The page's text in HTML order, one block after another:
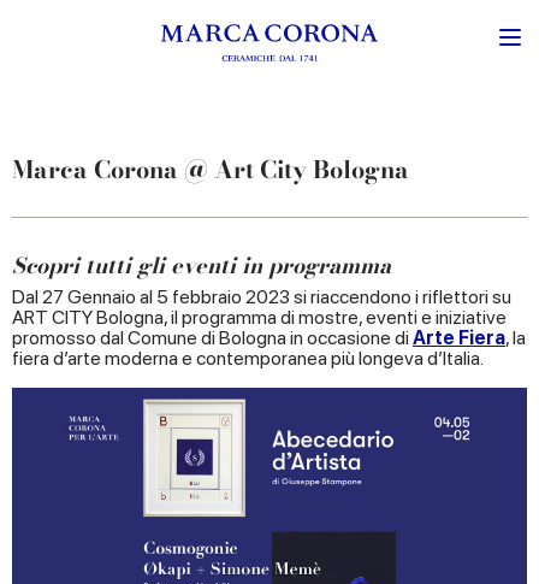
Marca Corona @ Art City Bologna
Scopri tutti gli eventi in programma
Dal 27 Gennaio al 5 febbraio 2023 si riaccendono i riflettori su
ART CITY Bologna, il programma di mostre, eventi e iniziative
promosso dal Comune di Bologna in occasione diArte Fiera, la
fiera d’arte moderna e contemporanea più longeva d’Italia.